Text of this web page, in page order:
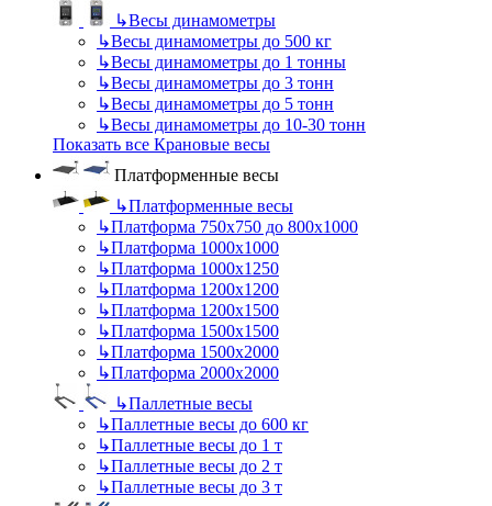
↳Весы динамометры
↳Весы динамометры до 500 кг
↳Весы динамометры до 1 тонны
↳Весы динамометры до 3 тонн
↳Весы динамометры до 5 тонн
↳Весы динамометры до 10-30 тонн
Показать все Крановые весы
Платформенные весы
↳Платформенные весы
↳Платформа 750х750 до 800х1000
↳Платформа 1000х1000
↳Платформа 1000х1250
↳Платформа 1200х1200
↳Платформа 1200х1500
↳Платформа 1500х1500
↳Платформа 1500х2000
↳Платформа 2000х2000
↳Паллетные весы
↳Паллетные весы до 600 кг
↳Паллетные весы до 1 т
↳Паллетные весы до 2 т
↳Паллетные весы до 3 т